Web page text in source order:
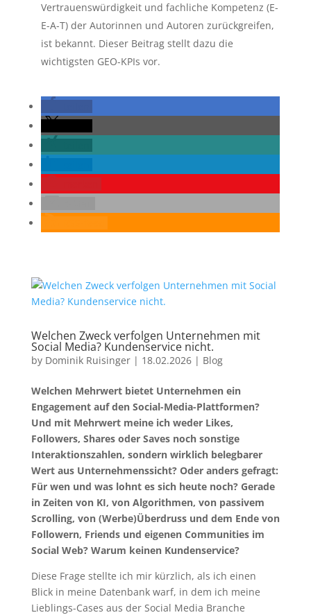
Vertrauenswürdigkeit und fachliche Kompetenz (E-
E-A-T) der Autorinnen und Autoren zurückgreifen,
ist bekannt. Dieser Beitrag stellt dazu die
wichtigsten GEO-KPIs vor.
Welchen Zweck verfolgen Unternehmen mit
Social Media? Kundenservice nicht.
by Dominik Ruisinger| 18.02.2026| Blog
Welchen Mehrwert bietet Unternehmen ein
Engagement auf den Social-Media-Plattformen?
Und mit Mehrwert meine ich weder Likes,
Followers, Shares oder Saves noch sonstige
Interaktionszahlen, sondern wirklich belegbarer
Wert aus Unternehmenssicht? Oder anders gefragt:
Für wen und was lohnt es sich heute noch? Gerade
in Zeiten von KI, von Algorithmen, von passivem
Scrolling, von (Werbe)Überdruss und dem Ende von
Followern, Friends und eigenen Communities im
Social Web? Warum keinen Kundenservice?
Diese Frage stellte ich mir kürzlich, als ich einen
Blick in meine Datenbank warf, in dem ich meine
Lieblings-Cases aus der Social Media Branche